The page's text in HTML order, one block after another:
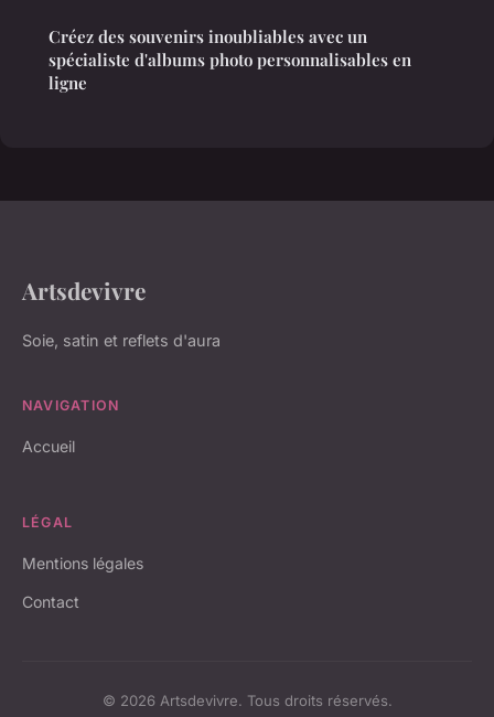
Créez des souvenirs inoubliables avec un
spécialiste d'albums photo personnalisables en
ligne
Artsdevivre
Soie, satin et reflets d'aura
NAVIGATION
Accueil
LÉGAL
Mentions légales
Contact
© 2026 Artsdevivre. Tous droits réservés.